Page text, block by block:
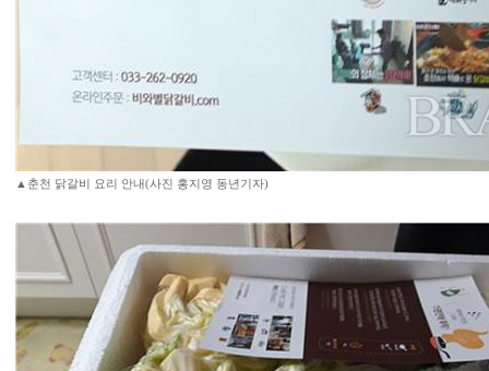
▲춘천 닭갈비 요리 안내(사진 홍지영 동년기자)